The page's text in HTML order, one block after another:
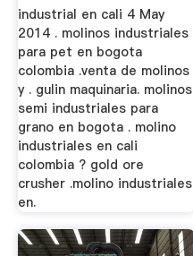
industrial en cali 4 May
2014 . molinos industriales
para pet en bogota
colombia .venta de molinos
y . gulin maquinaria. molinos
semi industriales para
grano en bogota . molino
industriales en cali
colombia ? gold ore
crusher .molino industriales
en.